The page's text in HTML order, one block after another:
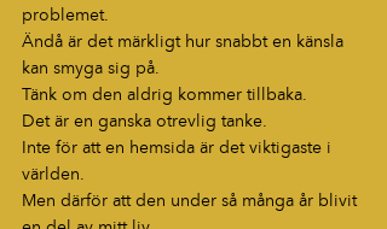
problemet.
Ändå är det märkligt hur snabbt en känsla
kan smyga sig på.
Tänk om den aldrig kommer tillbaka.
Det är en ganska otrevlig tanke.
Inte för att en hemsida är det viktigaste i
världen.
Men därför att den under så många år blivit